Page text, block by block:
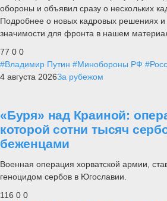
обороны и объявил сразу о нескольких
Подробнее о новых кадровых решениях и
значимости для фронта в нашем
77 0 0
#Владимир Путин #Минобороны РФ
4 августа 2026За рубежом
«Буря» над Краиной:
которой сотни тысяч
беженцами
Военная операция хорватской армии,
геноцидом сербов в Югославии.
116 0 0